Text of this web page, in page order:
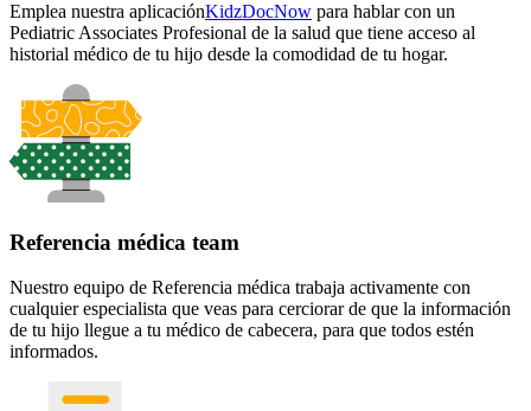
Emplea nuestra aplicaciónKidzDocNow para hablar con un
Pediatric Associates Profesional de la salud que tiene acceso al
historial médico de tu hijo desde la comodidad de tu hogar.
Referencia médica team
Nuestro equipo de Referencia médica trabaja activamente con
cualquier especialista que veas para cerciorar de que la información
de tu hijo llegue a tu médico de cabecera, para que todos estén
informados.